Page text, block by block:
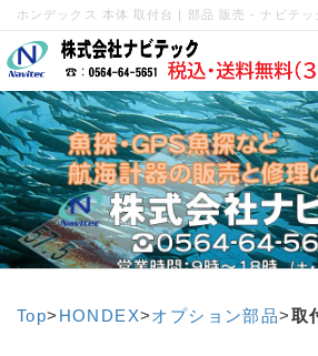
ホンデックス 本体 取付台 | 部品 販売 - ナビテッ
Top> HONDEX>オプション部品>取